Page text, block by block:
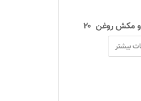
مکش روغن  ۲۰
بیشتر